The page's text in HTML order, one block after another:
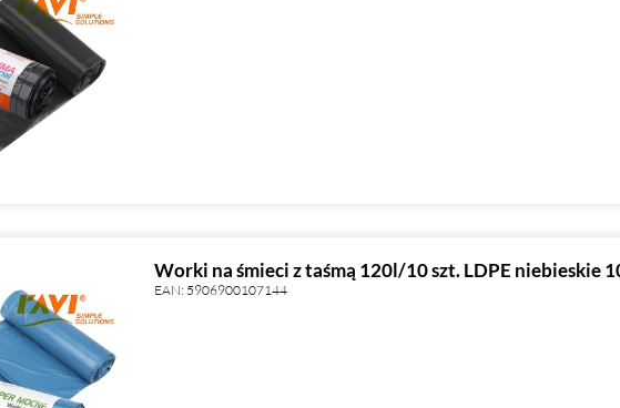
Worki na śmieci z taśmą 120l/10 szt. LDPE niebieskie
EAN: 5906900107144